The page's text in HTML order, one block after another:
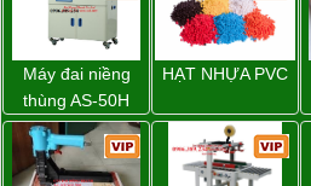
Máy đai niềng
thùng AS-50H
Wellpack
HẠT NHỰA PVC